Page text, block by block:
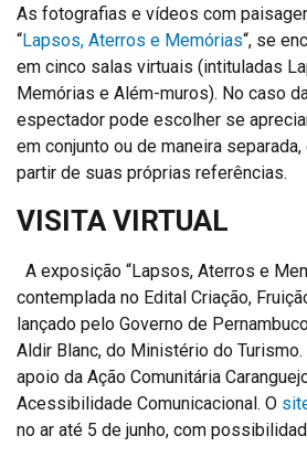
As fotografias e vídeos com
“Lapsos, Aterros e Memórias“, se
em cinco salas virtuais (intituladas
Memórias e Além-muros). No caso
espectador pode escolher se
em conjunto ou de maneira
partir de suas próprias referências.
VISITA VIRTUAL
A exposição “Lapsos, Aterros e
contemplada no Edital Criação,
lançado pelo Governo de
Aldir Blanc, do Ministério do
apoio da Ação Comunitária
Acessibilidade Comunicacional. O
no ar até 5 de junho, com